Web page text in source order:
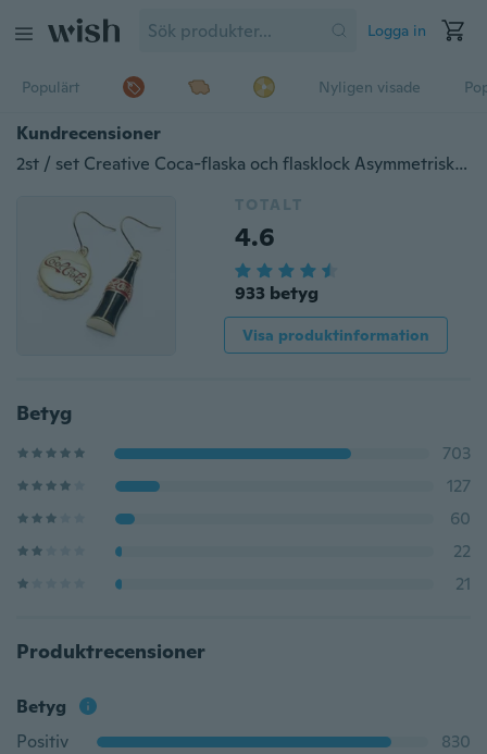
Logga in
Populärt Nyligen visade
Kundrecensioner
2st / set Creative Coca-flaska och flasklock Asymmetrisk örhänge för kvinnor flickor
TOTALT
4.6
933 betyg
Visa produktinformation
Betyg
703
127
60
22
21
Produktrecensioner
Betyg
Positiv
830